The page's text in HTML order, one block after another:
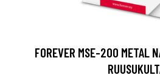
FOREVER MSE-200 METAL